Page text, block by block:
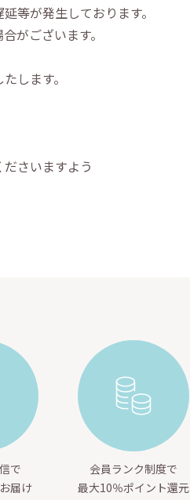
等が発生しております。
がございます。
します。
さいますよう
で
届け
会員ランク制度で
最大10％ポイント還元